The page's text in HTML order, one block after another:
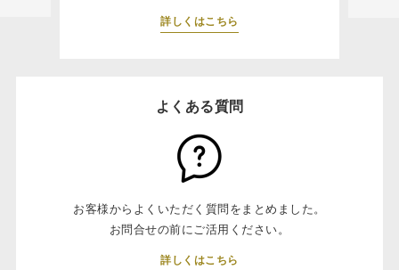
詳しくはこちら
よくある質問
お客様からよくいただく質問をまとめました。
お問合せの前にご活用ください。
詳しくはこちら